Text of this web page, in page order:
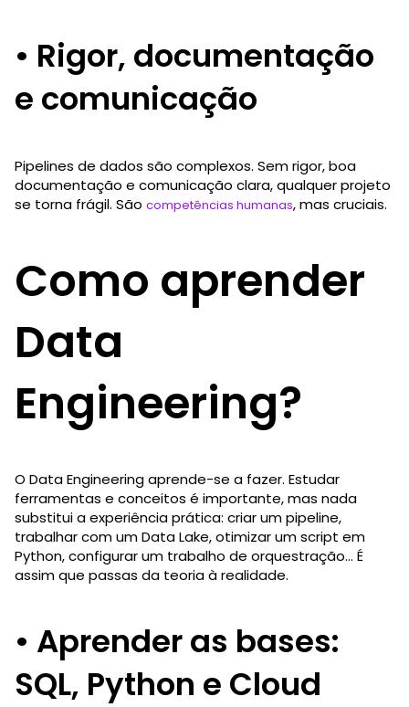
• Rigor, documentação
e comunicação
Pipelines de dados são complexos. Sem rigor, boa
documentação e comunicação clara, qualquer projeto
se torna frágil. São competências humanas, mas cruciais.
Como aprender
Data
Engineering?
O Data Engineering aprende-se a fazer. Estudar
ferramentas e conceitos é importante, mas nada
substitui a experiência prática: criar um pipeline,
trabalhar com um Data Lake, otimizar um script em
Python, configurar um trabalho de orquestração… É
assim que passas da teoria à realidade.
• Aprender as bases:
SQL, Python e Cloud